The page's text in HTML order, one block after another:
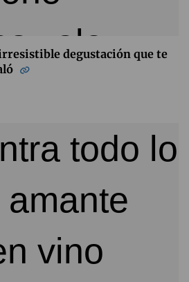
degustación que te